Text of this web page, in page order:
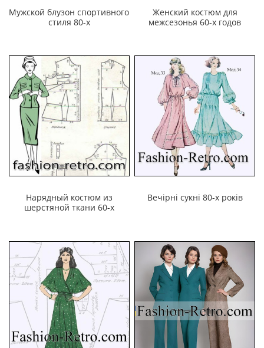
Мужской блузон спортивного
стиля 80-х
Женский костюм для
межсезонья 60-х годов
Нарядный костюм из
шерстяной ткани 60-х
Вечірні сукні 80-х років